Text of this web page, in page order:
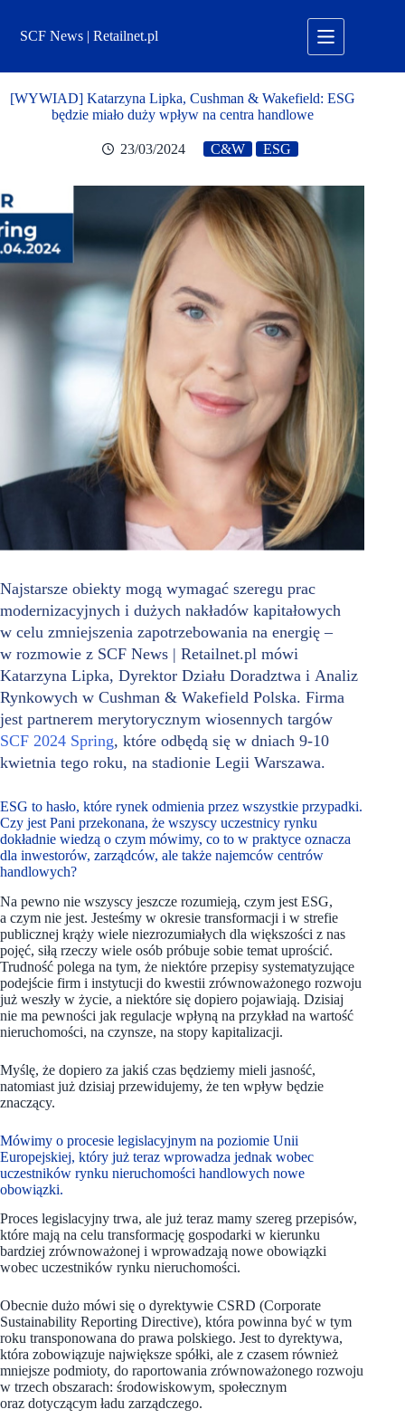
treściSCF News | Retailnet.pl
[WYWIAD] Katarzyna Lipka, Cushman & Wakefield: ESG
będzie miało duży wpływ na centra handlowe
23/03/2024 C&W ESG
Najstarsze obiekty mogą wymagać szeregu prac
modernizacyjnych i dużych nakładów kapitałowych
w celu zmniejszenia zapotrzebowania na energię –
w rozmowie z SCF News | Retailnet.pl mówi
Katarzyna Lipka, Dyrektor Działu Doradztwa i Analiz
Rynkowych w Cushman & Wakefield Polska. Firma
jest partnerem merytorycznym wiosennych targów
SCF 2024 Spring, które odbędą się w dniach 9-10
kwietnia tego roku, na stadionie Legii Warszawa.
ESG to hasło, które rynek odmienia przez wszystkie przypadki.
Czy jest Pani przekonana, że wszyscy uczestnicy rynku
dokładnie wiedzą o czym mówimy, co to w praktyce oznacza
dla inwestorów, zarządców, ale także najemców centrów
handlowych?
Na pewno nie wszyscy jeszcze rozumieją, czym jest ESG,
a czym nie jest. Jesteśmy w okresie transformacji i w strefie
publicznej krąży wiele niezrozumiałych dla większości z nas
pojęć, siłą rzeczy wiele osób próbuje sobie temat uprościć.
Trudność polega na tym, że niektóre przepisy systematyzujące
podejście firm i instytucji do kwestii zrównoważonego rozwoju
już weszły w życie, a niektóre się dopiero pojawiają. Dzisiaj
nie ma pewności jak regulacje wpłyną na przykład na wartość
nieruchomości, na czynsze, na stopy kapitalizacji.
Myślę, że dopiero za jakiś czas będziemy mieli jasność,
natomiast już dzisiaj przewidujemy, że ten wpływ będzie
znaczący.
Mówimy o procesie legislacyjnym na poziomie Unii
Europejskiej, który już teraz wprowadza jednak wobec
uczestników rynku nieruchomości handlowych nowe
obowiązki.
Proces legislacyjny trwa, ale już teraz mamy szereg przepisów,
które mają na celu transformację gospodarki w kierunku
bardziej zrównoważonej i wprowadzają nowe obowiązki
wobec uczestników rynku nieruchomości.
Obecnie dużo mówi się o dyrektywie CSRD (Corporate
Sustainability Reporting Directive), która powinna być w tym
roku transponowana do prawa polskiego. Jest to dyrektywa,
która zobowiązuje największe spółki, ale z czasem również
mniejsze podmioty, do raportowania zrównoważonego rozwoju
w trzech obszarach: środowiskowym, społecznym
oraz dotyczącym ładu zarządczego.